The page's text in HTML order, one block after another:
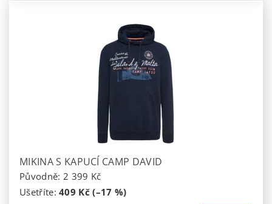
MIKINA S KAPUCÍ CAMP DAVID
Původně: 2 399 Kč
Ušetříte:409 Kč (–17 %)